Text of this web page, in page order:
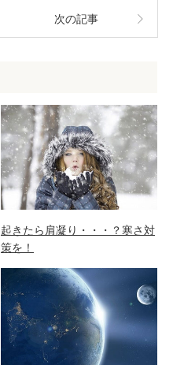
次の記事
起きたら肩凝り・・・？寒さ対
策を！